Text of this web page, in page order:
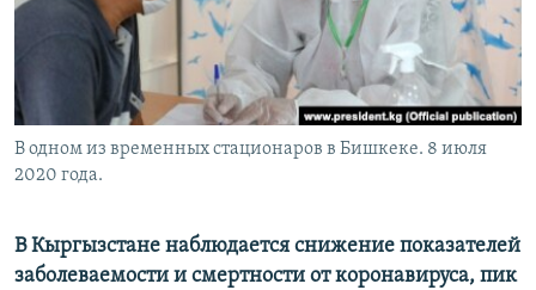
В одном из временных стационаров в Бишкеке. 8 июля
2020 года.
В Кыргызстане наблюдается снижение показателей
заболеваемости и смертности от коронавируса, пик